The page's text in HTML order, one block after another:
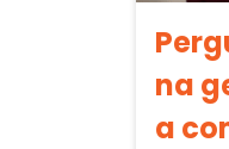
na
a